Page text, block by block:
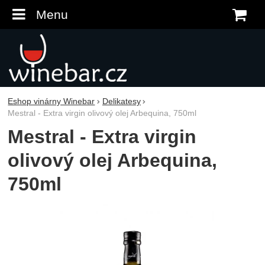
Menu
Eshop vinárny Winebar
Delikatesy
Mestral - Extra virgin olivový olej Arbequina, 750ml
Mestral - Extra virgin
olivový olej Arbequina,
750ml